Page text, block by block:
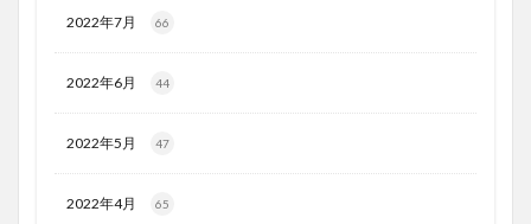
2022年7月 66
2022年6月 44
2022年5月 47
2022年4月 65